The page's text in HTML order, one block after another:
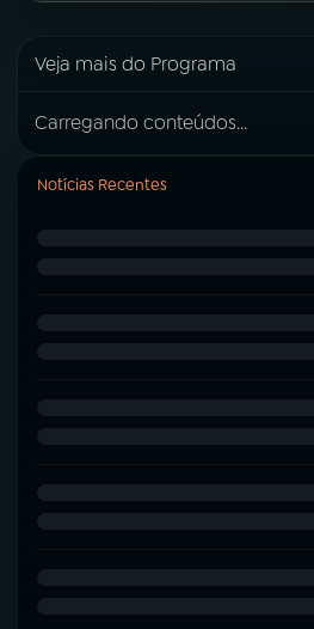
Veja mais do Programa
Carregando conteúdos...
Notícias Recentes